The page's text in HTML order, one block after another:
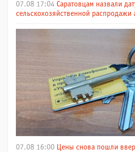
07.08 17:04 Саратовцам назвали
сельскохозяйственной распродажи
07.08 16:00 Цены снова пошли